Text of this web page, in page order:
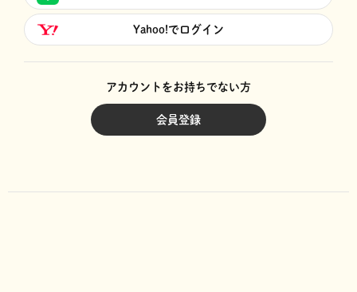
Yahoo!でログイン
アカウントをお持ちでない方
会員登録